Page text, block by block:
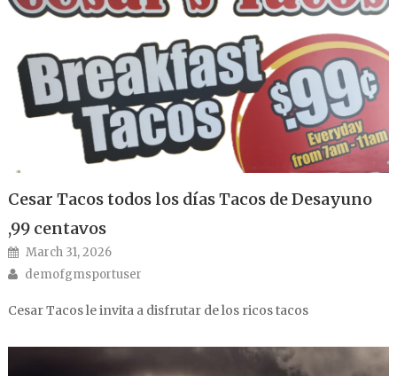
Cesar Tacos todos los días Tacos de Desayuno
,99 centavos
Posted on
March 31, 2026
Author
demofgmsportuser
Cesar Tacos le invita a disfrutar de los ricos tacos